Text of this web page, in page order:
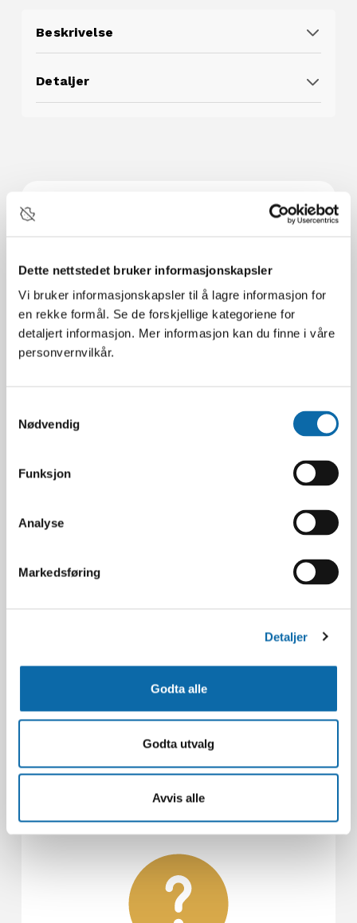
Dette nettstedet bruker informasjonskapsler
Vi bruker informasjonskapsler til å lagre informasjon for
en rekke formål. Se de forskjellige kategoriene for
detaljert informasjon. Mer informasjon kan du finne i våre
personvernvilkår.
Nødvendig
Funksjon
Analyse
Markedsføring
Detaljer
Godta alle
Godta utvalg
Avvis alle
Beskrivelse
Detaljer
Instruksjonsbøker
Få instruksjonsbøker og hjelp til
Last ned vårt garantiskjema
LAST NED SKJEMA